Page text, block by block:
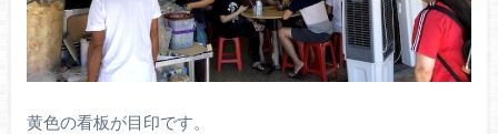
黄色の看板が目印です。